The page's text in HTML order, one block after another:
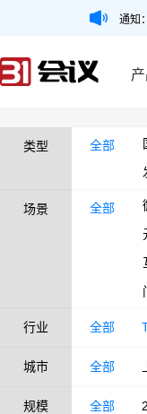
通知
类型 全部
场景 全部
行业 全部
城市 全部
规模 全部